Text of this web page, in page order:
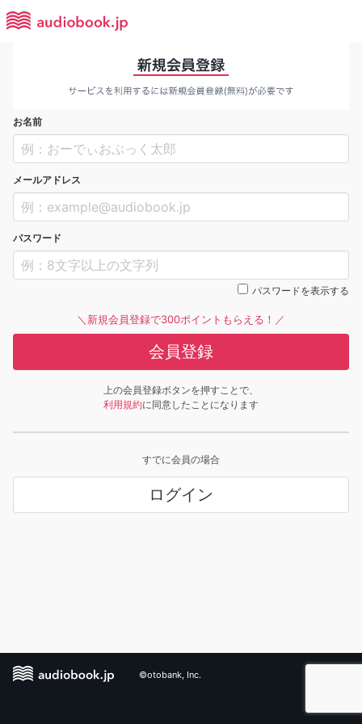
お名前
メールアドレス
パスワード
パスワードを表示する
＼新規会員登録で300ポイントもらえる！／
会員登録
上の会員登録ボタンを押すことで、
利用規約に同意したことになります
すでに会員の場合
ログイン
©otobank, Inc.